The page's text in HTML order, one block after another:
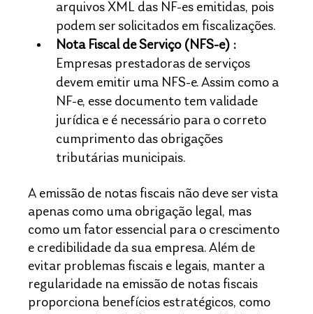
arquivos XML das NF-es emitidas, pois
podem ser solicitados em fiscalizações.
Nota Fiscal de Serviço (NFS-e) :
Empresas prestadoras de serviços
devem emitir uma NFS-e. Assim como a
NF-e, esse documento tem validade
jurídica e é necessário para o correto
cumprimento das obrigações
tributárias municipais.
A emissão de notas fiscais não deve ser vista
apenas como uma obrigação legal, mas
como um fator essencial para o crescimento
e credibilidade da sua empresa. Além de
evitar problemas fiscais e legais, manter a
regularidade na emissão de notas fiscais
proporciona benefícios estratégicos, como